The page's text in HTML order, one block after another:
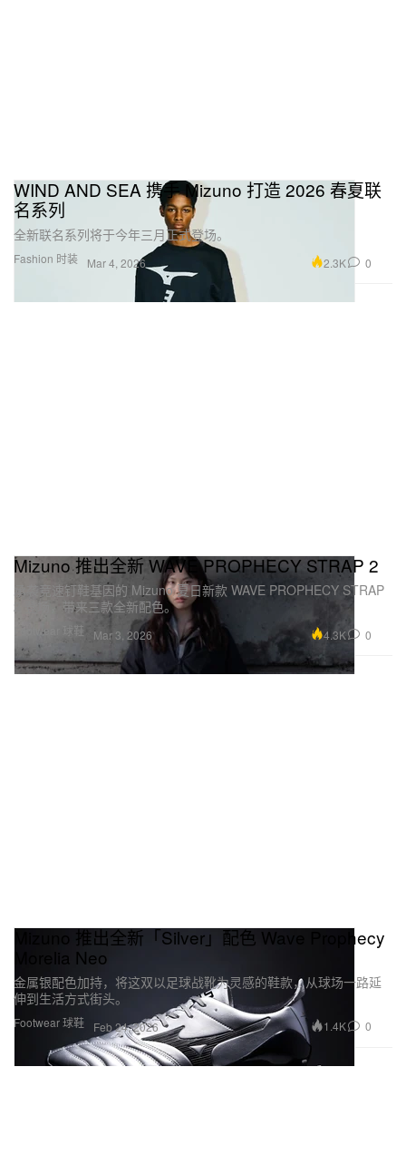
Fashion 时装
WIND AND SEA 携手 Mizuno 打造 2026 春夏联
名系列
全新联名系列将于今年三月正式登场。
Mar 4, 2026 2.3K 0
Footwear 球鞋
Mizuno 推出全新 WAVE PROPHECY STRAP 2
承袭竞速钉鞋基因的 Mizuno 夏日新款 WAVE PROPHECY STRAP
2 登场，带来三款全新配色。
Mar 3, 2026 4.3K 0
Footwear 球鞋
Mizuno 推出全新「Silver」配色 Wave Prophecy
Morelia Neo
金属银配色加持，将这双以足球战靴为灵感的鞋款，从球场一路延
伸到生活方式街头。
Feb 24, 2026 1.4K 0